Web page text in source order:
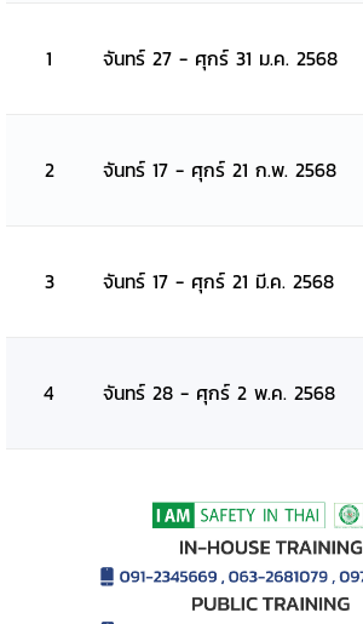
1 จันทร์ 27 - ศุกร์ 31 ม.ค. 2568
2 จันทร์ 17 - ศุกร์ 21 ก.พ. 2568
3 จันทร์ 17 - ศุกร์ 21 มี.ค. 2568
4 จันทร์ 28 - ศุกร์ 2 พ.ค. 2568